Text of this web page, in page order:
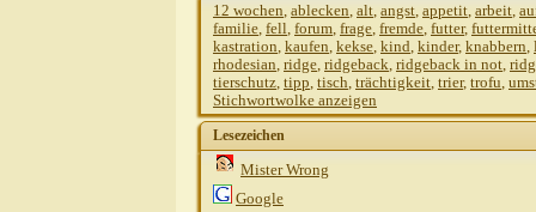
12 wochen, ablecken, alt, angst, appetit, arbeit,
familie, fell, forum, frage, fremde, futter,
kastration, kaufen, kekse, kind, kinder, knabbern,
rhodesian, ridge, ridgeback, ridgeback in not,
tierschutz, tipp, tisch, trächtigkeit, trier, trofu,
Stichwortwolke anzeigen
Lesezeichen
Mister Wrong
Google